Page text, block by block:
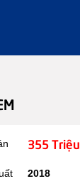
355 Triệu
2018